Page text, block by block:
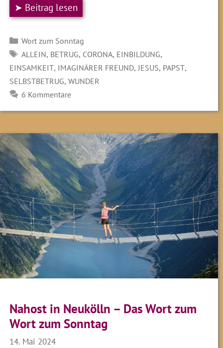
➤ Beitrag lesen
Kategorien
Wort zum Sonntag
SCHLAGWÖRTER
ALLEIN, BETRUG, CORONA, EINBILDUNG,
EINSAMKEIT, IMAGINÄRER FREUND,JESUS, PAPST,
SELBSTBETRUG,WUNDER
6 Kommentare
Nahost in Neukölln – Das Wort zum
Wort zum Sonntag
14. Mai 2024